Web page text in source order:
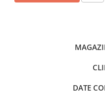
Mini-Buldoexcavatoare
Utilaje sapat si prasit
DATE